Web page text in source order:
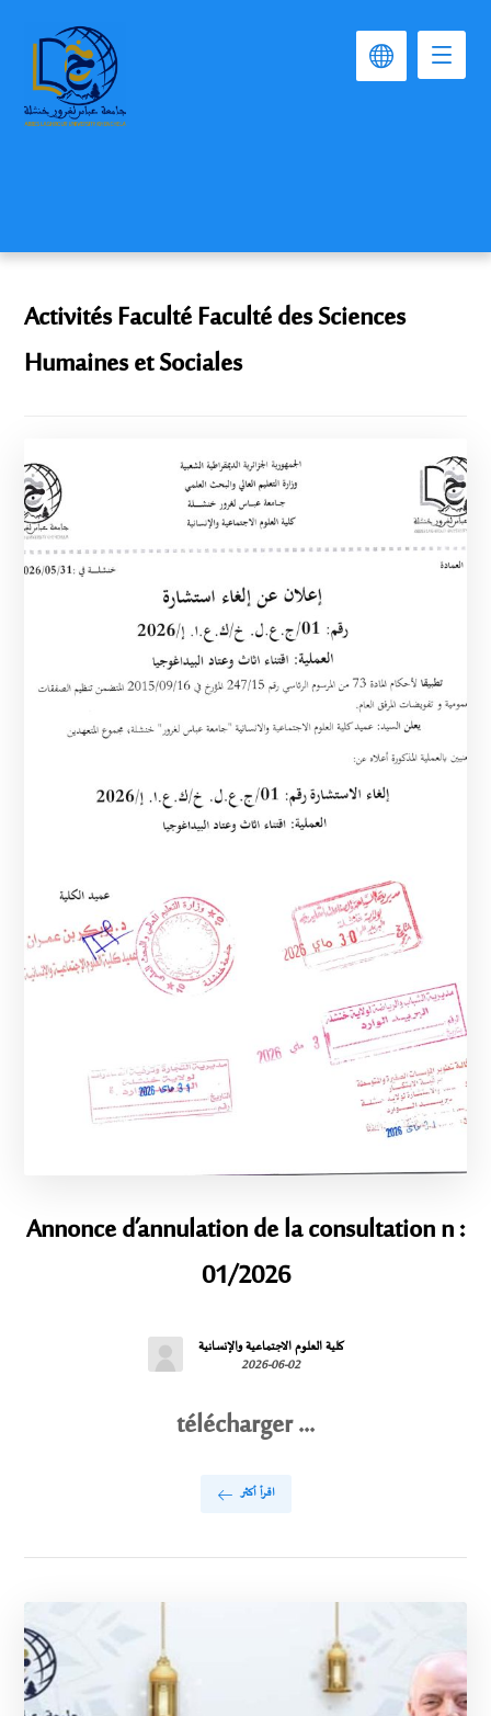
Activités Faculté Faculté des Sciences
Humaines et Sociales
Annonce d’annulation de la consultation n :
01/2026
كلية العلوم الاجتماعية والإنسانية
2026-06-02
télécharger ...
اقرأ أكثر